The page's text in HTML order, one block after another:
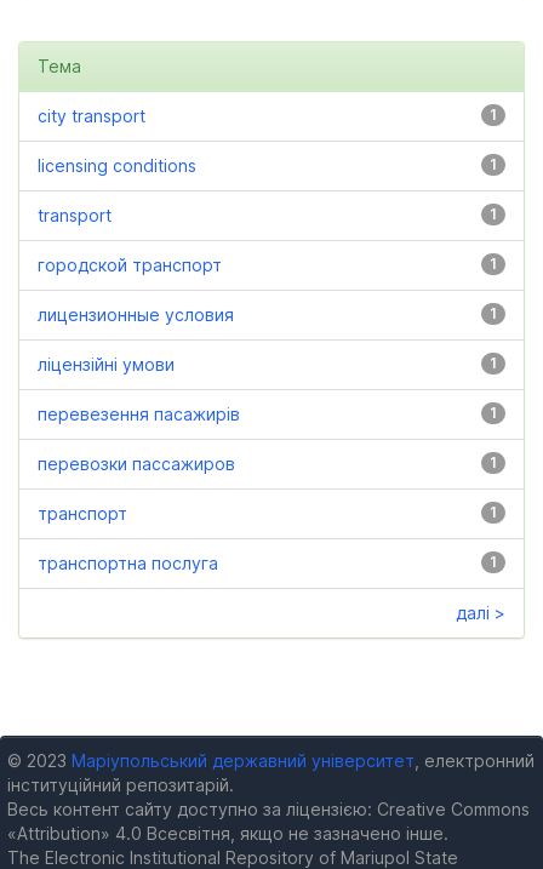
Тема
1
city transport
1
licensing conditions
1
transport
1
городской транспорт
1
лицензионные условия
1
ліцензійні умови
1
перевезення пасажирів
1
перевозки пассажиров
1
транспорт
1
транспортна послуга
далі >
© 2023 Маріупольський державний університет , електронний
інституційний репозитарій.
Весь контент сайту доступно за ліцензією: Creative Commons
«Attribution» 4.0 Всесвітня, якщо не зазначено інше.
The Electronic Institutional Repository of Mariupol State